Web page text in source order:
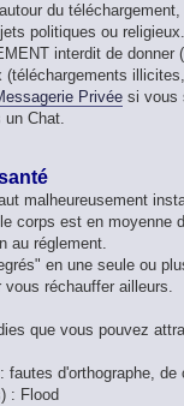
du
politiques ou
interdit de
(téléchargements
Privée si vous
un Chat.
malheureusement
corps est en moyenne
au réglement.
en une seule ou
réchauffer ailleurs.
que vous pouvez
fautes d'orthographe,
: Flood